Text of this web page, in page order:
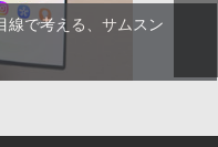
線で考える、サムスン